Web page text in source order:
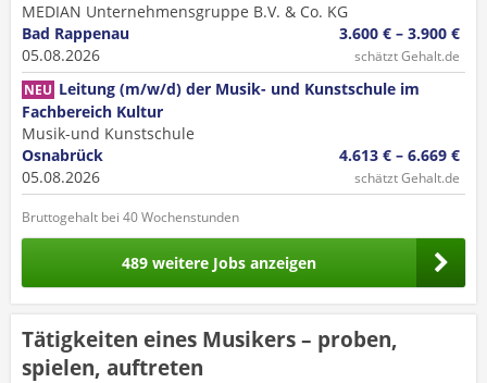
MEDIAN Unternehmensgruppe B.V. & Co. KG
Bad Rappenau
05.08.2026
3.600 € – 3.900 €
schätzt Gehalt.de
NEU Leitung (m/w/d) der Musik- und Kunstschule im
Fachbereich Kultur
Musik-und Kunstschule
Osnabrück
05.08.2026
4.613 € – 6.669 €
schätzt Gehalt.de
Bruttogehalt bei 40 Wochenstunden
489 weitere Jobs anzeigen
Tätigkeiten eines Musikers – proben,
spielen, auftreten